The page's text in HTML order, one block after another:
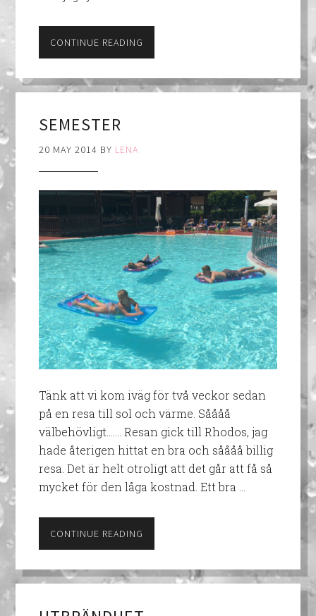
CONTINUE READING
SEMESTER
20 MAY 2014 BY LENA
Tänk att vi kom iväg för två veckor sedan
på en resa till sol och värme. Såååå
välbehövligt……. Resan gick till Rhodos, jag
hade återigen hittat en bra och såååå billig
resa. Det är helt otroligt att det går att få så
mycket för den låga kostnad. Ett bra …
CONTINUE READING